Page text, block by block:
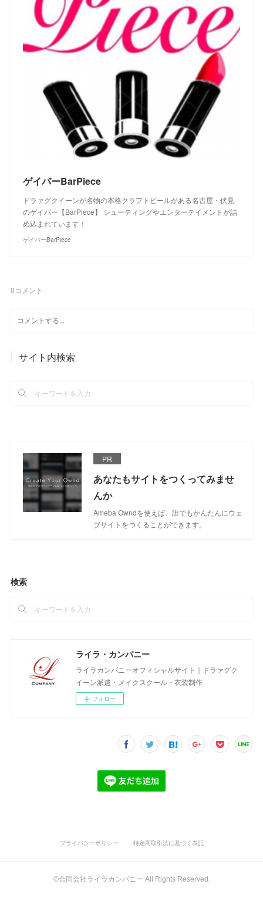
ゲイバーBarPiece
ドラァグクイーンが名物の本格クラフトビールがある名古屋・伏見
のゲイバー【BarPiece】 シューティングやエンターテイメントが詰
め込まれています！
ゲイバーBarPiece
0コメント
サイト内検索
PR
あなたもサイトをつくってみませ
んか
Ameba Owndを使えば、誰でもかんたんにウェ
ブサイトをつくることができます。
検索
ライラ・カンパニー
ライラカンパニーオフィシャルサイト｜ドラァグク
イーン派遣・メイクスクール・衣装制作
フォロー
プライバシーポリシー 特定商取引法に基づく表記
©合同会社ライラカンパニー All Rights Reserved.